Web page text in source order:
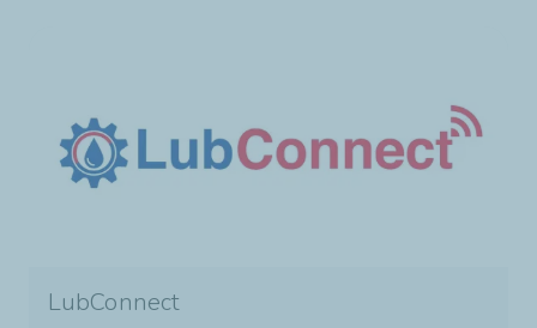
LubConnect